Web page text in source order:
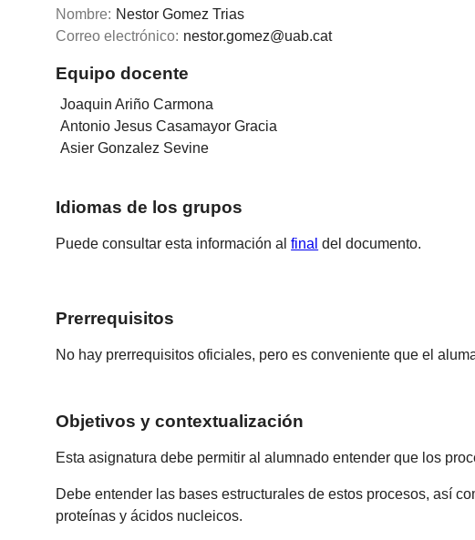
Nombre: Nestor Gomez Trias
Correo electrónico: nestor.gomez@uab.cat
Equipo docente
Joaquin Ariño Carmona
Antonio Jesus Casamayor Gracia
Asier Gonzalez Sevine
Idiomas de los grupos
Puede consultar esta información alfinal del documento.
Prerrequisitos
No hay prerrequisitos oficiales, pero es conveniente que el
Objetivos y contextualización
Esta asignatura debe permitir al alumnado entender que los
Debe entender las bases estructurales de estos procesos, así
proteínas y ácidos nucleicos.